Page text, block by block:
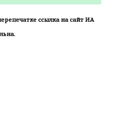
ссылка на сайт ИА